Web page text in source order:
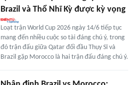
Brazil và Thổ Nhĩ Kỳ được kỳ vọng
Loạt trận World Cup 2026 ngày 14/6 tiếp tục
mang đến nhiều cuộc so tài đáng chú ý, trong
đó trận đấu giữa Qatar đối đầu Thụy Sĩ và
Brazil gặp Morocco là hai trận đấu đáng chú ý.